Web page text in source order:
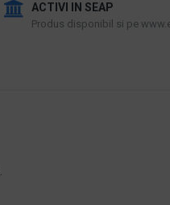
ACTIVI IN SEAP
Produs disponibil si pe